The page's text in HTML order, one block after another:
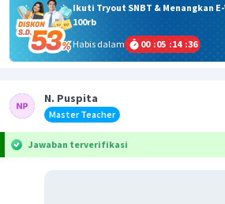
Ikuti Tryout SNBT & Menangkan
100rb
Habis dalam
00 :05 :14 :36
N. Puspita
Master Teacher
Jawaban terverifikasi